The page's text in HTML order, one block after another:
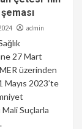
admin
27 Mart
üzerinden
Mayıs 2023’te
Suçlarla